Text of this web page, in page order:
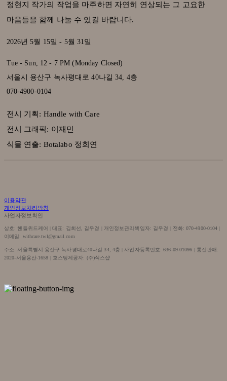
정현지 작가의 작업을 마주하면 자연히 연상되는 그 고요한
마음들을 함께 나눌 수 있길 바랍니다.
2026년 5월 15일 - 5월 31일
Tue - Sun, 12 - 7 PM (Monday Closed)
서울시 용산구 녹사평대로 40나길 34, 4층
070-4900-0104
전시 기획: Handle with Care
전시 그래픽: 이재민
식물 연출: Botalabo 정희연
이용약관
개인정보처리방침
사업자정보확인
상호: 핸들위드케어 | 대표: 김희선, 길우경 | 개인정보관리책임자: 길우경 | 전화: 070-4900-0104 |
이메일: withcare.twl@gmail.com
주소: 서울특별시 용산구 녹사평대로40나길 34, 4층 | 사업자등록번호:636-09-01096 | 통신판매:
2020-서울용산-1658 | 호스팅제공자: (주)식스샵